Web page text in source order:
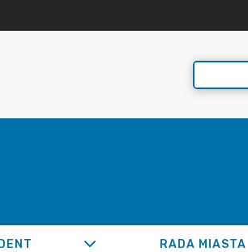
RADA MIASTA